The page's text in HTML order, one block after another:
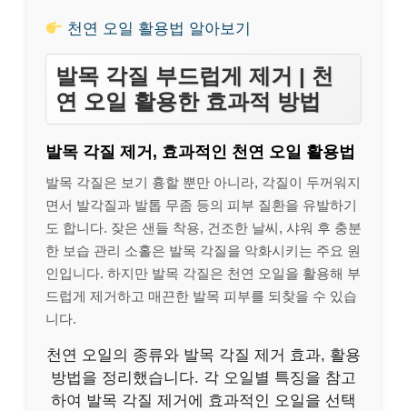
천연 오일 활용법 알아보기
발목 각질 부드럽게 제거 | 천
연 오일 활용한 효과적 방법
발목 각질 제거, 효과적인 천연 오일 활용법
발목 각질은 보기 흉할 뿐만 아니라, 각질이 두꺼워지
면서 발각질과 발톱 무좀 등의 피부 질환을 유발하기
도 합니다. 잦은 샌들 착용, 건조한 날씨, 샤워 후 충분
한 보습 관리 소홀은 발목 각질을 악화시키는 주요 원
인입니다. 하지만 발목 각질은 천연 오일을 활용해 부
드럽게 제거하고 매끈한 발목 피부를 되찾을 수 있습
니다.
천연 오일의 종류와 발목 각질 제거 효과, 활용
방법을 정리했습니다. 각 오일별 특징을 참고
하여 발목 각질 제거에 효과적인 오일을 선택